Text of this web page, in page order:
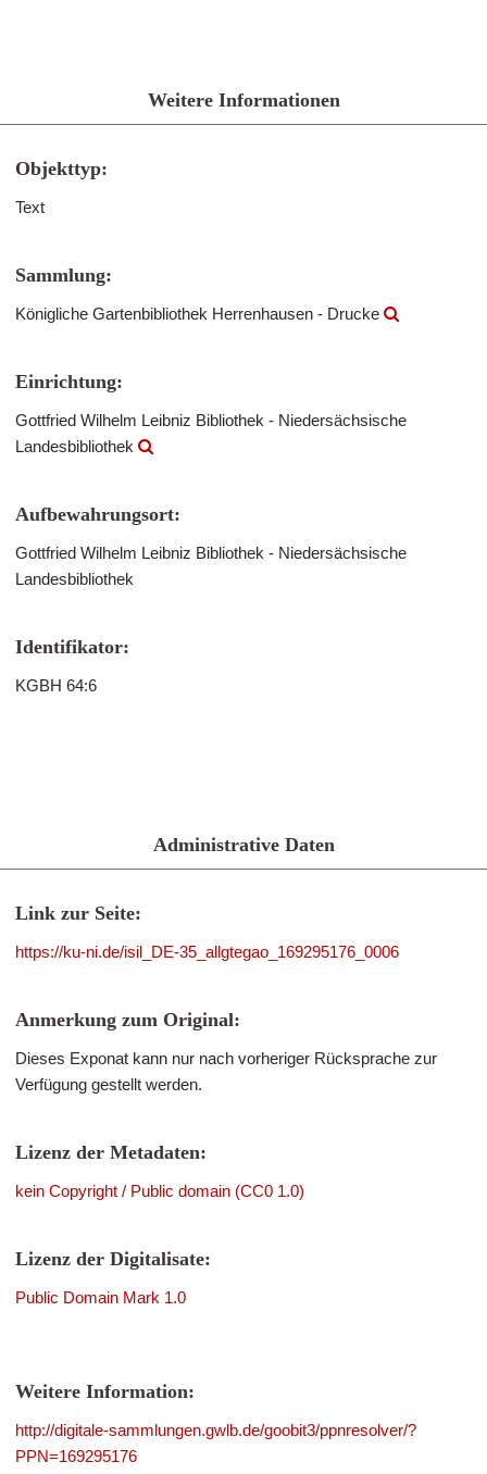
Weitere Informationen
Objekttyp:
Text
Sammlung:
Königliche Gartenbibliothek Herrenhausen - Drucke
Einrichtung:
Gottfried Wilhelm Leibniz Bibliothek - Niedersächsische
Landesbibliothek
Aufbewahrungsort:
Gottfried Wilhelm Leibniz Bibliothek - Niedersächsische
Landesbibliothek
Identifikator:
KGBH 64:6
Administrative Daten
Link zur Seite:
https://ku-ni.de/isil_DE-35_allgtegao_169295176_0006
Anmerkung zum Original:
Dieses Exponat kann nur nach vorheriger Rücksprache zur
Verfügung gestellt werden.
Lizenz der Metadaten:
kein Copyright / Public domain (CC0 1.0)
Lizenz der Digitalisate:
Public Domain Mark 1.0
Weitere Information:
http://digitale-sammlungen.gwlb.de/goobit3/ppnresolver/?
PPN=169295176